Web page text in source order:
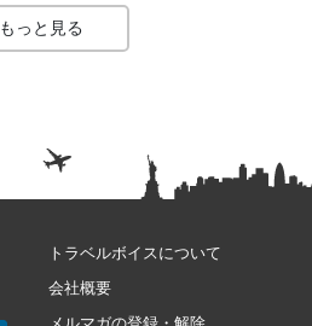
もっと見る
トラベルボイスについて
会社概要